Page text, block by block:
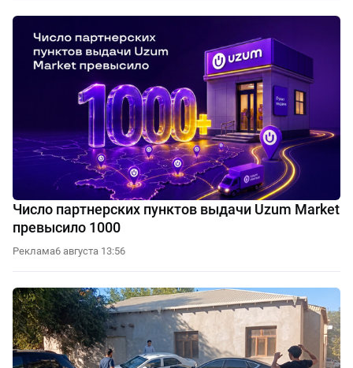
Число партнерских пунктов выдачи Uzum Market
превысило 1000
Реклама6 августа 13:56